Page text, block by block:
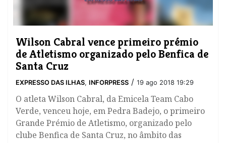
​Wilson Cabral vence primeiro prémio
de Atletismo organizado pelo Benfica de
Santa Cruz
EXPRESSO DAS ILHAS, INFORPRESS / 19 ago 2018 19:29
O atleta Wilson Cabral, da Emicela Team Cabo
Verde, venceu hoje, em Pedra Badejo, o primeiro
Grande Prémio de Atletismo, organizado pelo
clube Benfica de Santa Cruz, no âmbito das